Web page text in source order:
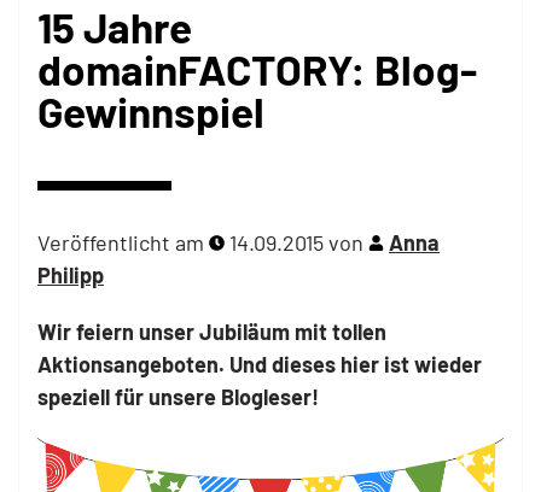
15 Jahre
domainFACTORY: Blog-
Gewinnspiel
Veröffentlicht am 14.09.2015von
Anna
Philipp
Wir feiern unser Jubiläum mit tollen
Aktionsangeboten. Und dieses hier ist wieder
speziell für unsere Blogleser!